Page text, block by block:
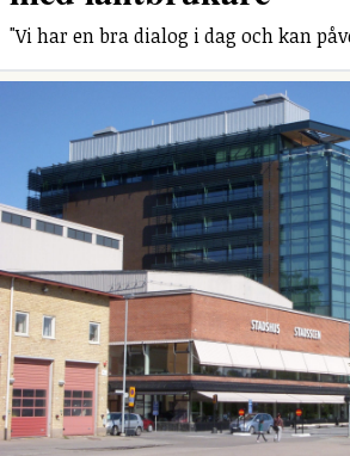
"Vi har en bra dialog i dag och kan